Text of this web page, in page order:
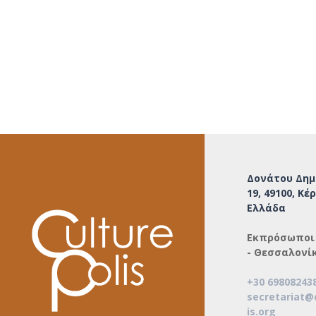
Δονάτου
19, 49100,
Ελλάδα
-
+30
is.org